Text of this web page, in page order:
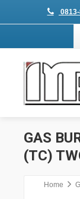
GAS
(TC)
Home